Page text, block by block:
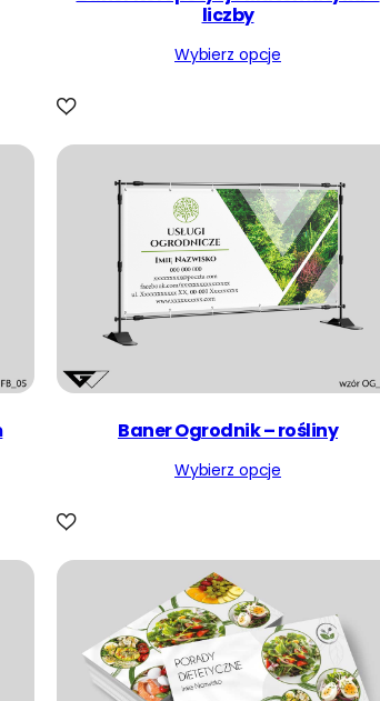
i
liczby
Wybierz opcje
Baner Ogrodnik – rośliny
Wybierz opcje